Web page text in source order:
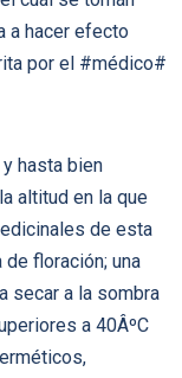
a hacer efecto
por el #médico#
hasta bien
altitud en la que
de esta
floración; una
secar a la sombra
a 40ÂºC